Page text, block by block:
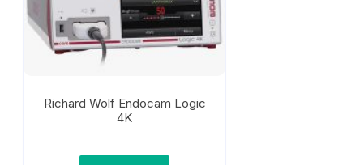
Richard Wolf Endocam Logic
4K